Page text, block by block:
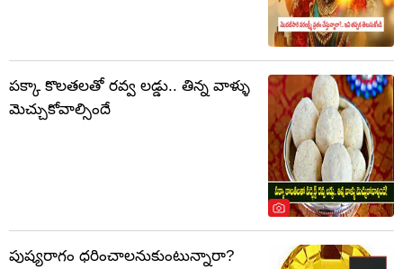
పక్కా కొలతలతో రవ్వ లడ్డు.. తిన్న వాళ్ళు
మెచ్చుకోవాల్సిందే
పుష్యరాగం ధరించాలనుకుంటున్నారా?